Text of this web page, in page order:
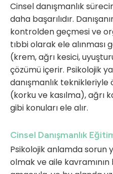
Cinsel danışmanlık
daha başarılıdır.
kontrolden geçmesi ve
tıbbi olarak ele alınması
(krem, ağrı kesici,
çözümü içerir. Psikolojik
danışmanlık
(korku ve kasılma), ağrı
gibi konuları ele alır.
Cinsel Danışmanlık
Psikolojik anlamda sorun
olmak ve aile